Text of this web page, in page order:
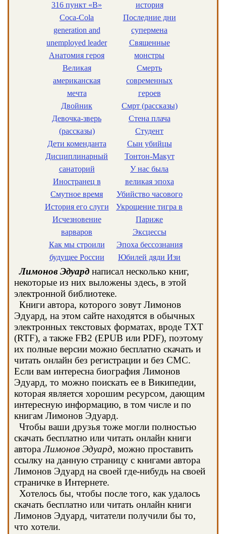
316 пункт «B»
Coca-Cola
generation and
unemployed leader
Анатомия героя
Великая
американская
мечта
Двойник
Девочка-зверь
(рассказы)
Дети коменданта
Дисциплинарный
санаторий
Иностранец в
Смутное время
История его слуги
Исчезновение
варваров
Как мы строили
будущее России
история
Последние дни
супермена
Священные
монстры
Смерть
современных
героев
Смрт (рассказы)
Стена плача
Студент
Сын убийцы
Тонтон-Макут
У нас была
великая эпоха
Убийство часового
Укрощение тигра в
Париже
Эксцессы
Эпоха бессознания
Юбилей дяди Изи
Лимонов Эдуард написал несколько книг,
некоторые из них выложены здесь, в этой
электронной библиотеке.
Книги автора, которого зовут Лимонов
Эдуард, на этом сайте находятся в обычных
электронных текстовых форматах, вроде TXT
(RTF), а также FB2 (EPUB или PDF), поэтому
их полные версии можно бесплатно скачать и
читать онлайн без регистрации и без СМС.
Если вам интересна биография Лимонов
Эдуард, то можно поискать ее в Википедии,
которая является хорошим ресурсом, дающим
интересную информацию, в том числе и по
книгам Лимонов Эдуард.
Чтобы ваши друзья тоже могли полностью
скачать бесплатно или читать онлайн книги
автораЛимонов Эдуард, можно проставить
ссылку на данную страницу с книгами автора
Лимонов Эдуард на своей где-нибудь на своей
страничке в Интернете.
Хотелось бы, чтобы после того, как удалось
скачать бесплатно или читать онлайн книги
Лимонов Эдуард, читатели получили бы то,
что хотели.